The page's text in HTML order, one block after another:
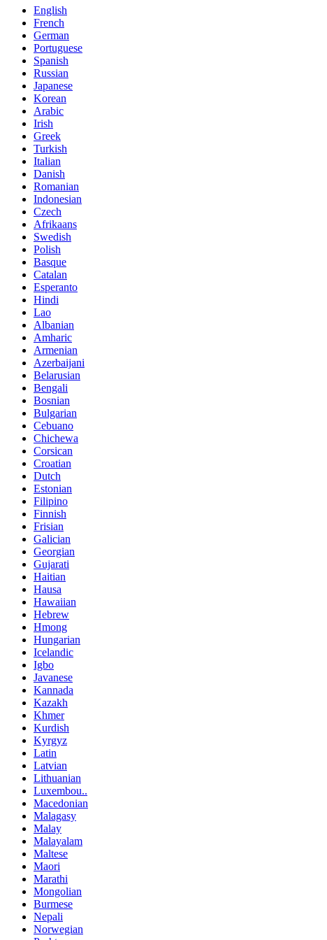
English
French
German
Portuguese
Spanish
Russian
Japanese
Korean
Arabic
Irish
Greek
Turkish
Italian
Danish
Romanian
Indonesian
Czech
Afrikaans
Swedish
Polish
Basque
Catalan
Esperanto
Hindi
Lao
Albanian
Amharic
Armenian
Azerbaijani
Belarusian
Bengali
Bosnian
Bulgarian
Cebuano
Chichewa
Corsican
Croatian
Dutch
Estonian
Filipino
Finnish
Frisian
Galician
Georgian
Gujarati
Haitian
Hausa
Hawaiian
Hebrew
Hmong
Hungarian
Icelandic
Igbo
Javanese
Kannada
Kazakh
Khmer
Kurdish
Kyrgyz
Latin
Latvian
Lithuanian
Luxembou..
Macedonian
Malagasy
Malay
Malayalam
Maltese
Maori
Marathi
Mongolian
Burmese
Nepali
Norwegian